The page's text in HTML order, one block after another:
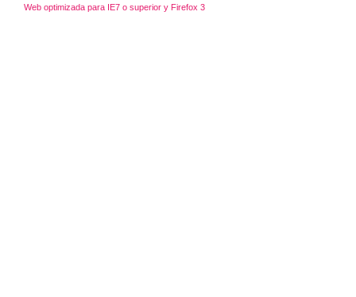
Web optimizada para IE7 o superior y Firefox 3